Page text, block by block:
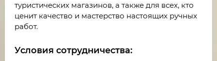
туристических магазинов, а также для всех, кто
ценит качество и мастерство настоящих ручных
работ.
Условия сотрудничества: